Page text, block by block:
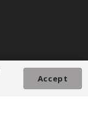
Accept